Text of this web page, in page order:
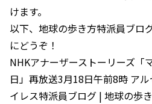
けます。
以下、地球の歩き方特派員ブロ
にどうぞ！
NHKアナーザーストーリーズ「
日」再放送3月18日午前8時 ア
イレス特派員ブログ | 地球の